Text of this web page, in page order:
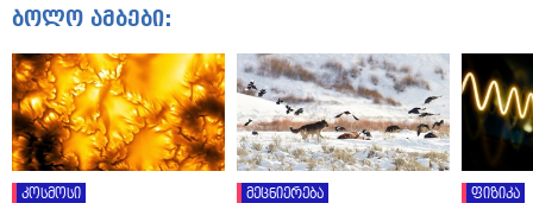
ბოლო ამბები:
კოსმოსი მეცნიერება ფიზიკა